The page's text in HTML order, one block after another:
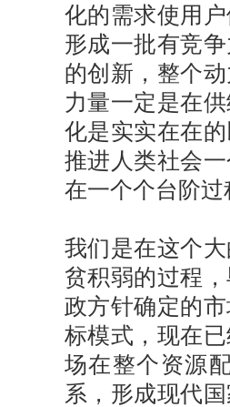
化的需求使用
形成一批有竞
的创新，整个
力量一定是在
化是实实在在
推进人类社会
在一个个台阶
我们是在这个
贫积弱的过程
政方针确定的
标模式，现在
场在整个资源
系，形成现代